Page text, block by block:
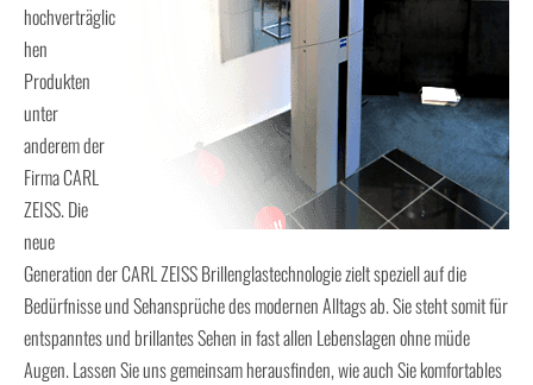
hochverträglic
hen
Produkten
unter
anderem der
Firma CARL
ZEISS. Die
neue
Generation der CARL ZEISS Brillenglastechnologie zielt speziell auf die
Bedürfnisse und Sehansprüche des modernen Alltags ab. Sie steht somit für
entspanntes und brillantes Sehen in fast allen Lebenslagen ohne müde
Augen. Lassen Sie uns gemeinsam herausfinden, wie auch Sie komfortables